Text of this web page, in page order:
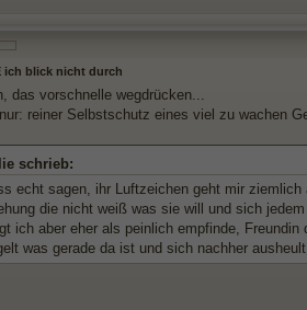
ich blick nicht durch
das vorschnelle wegdrücken...
reiner Selbstschutz eines viel zu wachen
schrieb:
echt sagen, ihr Luftzeichen geht mir
die nicht weiß was sie will und sich
ich aber eher als peinlich empfinde,
was gerade da ist und sich nachher